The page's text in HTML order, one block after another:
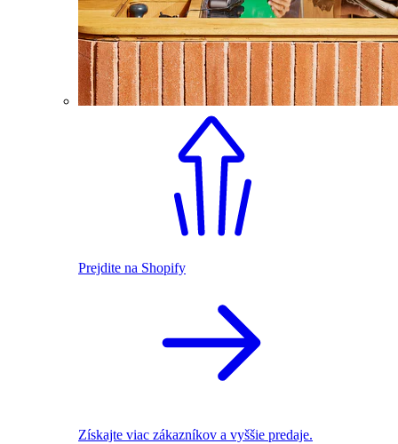
Prejdite na Shopify
Získajte viac zákazníkov a vyššie predaje.